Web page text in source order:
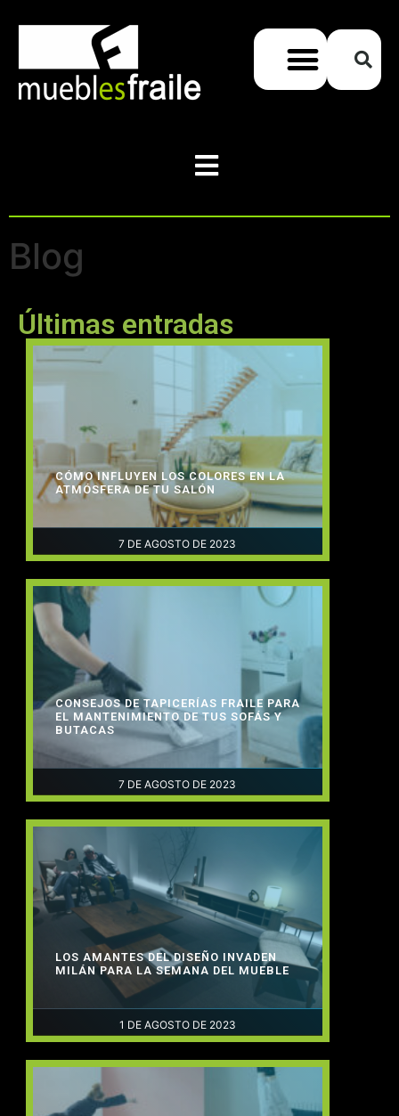
Blog
Últimas entradas
7 DE AGOSTO DE 2023
CÓMO INFLUYEN LOS COLORES EN LA
ATMÓSFERA DE TU SALÓN
7 DE AGOSTO DE 2023
CONSEJOS DE TAPICERÍAS FRAILE PARA
EL MANTENIMIENTO DE TUS SOFÁS Y
BUTACAS
1 DE AGOSTO DE 2023
LOS AMANTES DEL DISEÑO INVADEN
MILÁN PARA LA SEMANA DEL MUEBLE